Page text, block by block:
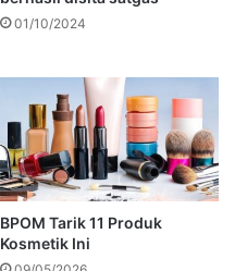
01/10/2024
BPOM Tarik 11 Produk
Kosmetik Ini